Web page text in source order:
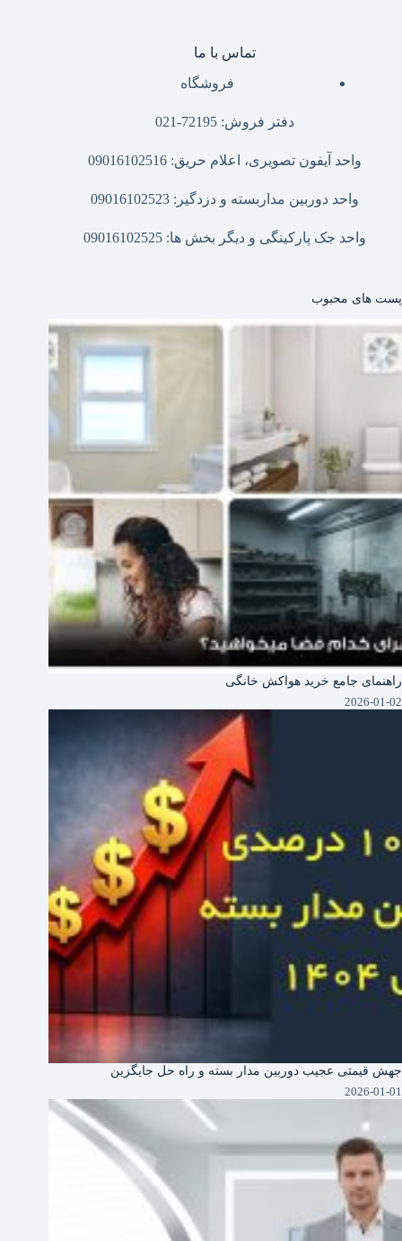
تماس با ما
فروشگاه
دفتر فروش: 72195-021
واحد آیفون تصویری، اعلام حریق: 09016102516
واحد دوربین مداربسته و دزدگیر: 09016102523
واحد جک پارکینگی و دیگر بخش ها: 09016102525
پست های محبوب
راهنمای جامع خرید هواکش خانگی
2026-01-02
جهش قیمتی عجیب دوربین‌ مدار بسته و راه حل جایگزین
2026-01-01